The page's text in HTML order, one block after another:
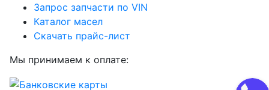
Запрос запчасти по VIN
Каталог масел
Скачать прайс-лист
Мы принимаем к оплате: